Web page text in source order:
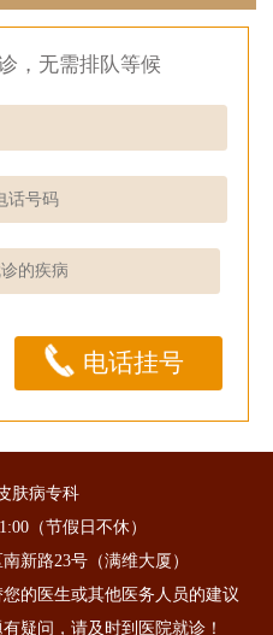
，无需排队等候
电话挂号
肤病专科
（节假日不休）
新路23号（满维大厦）
的医生或其他医务人员的建议
疑问，请及时到医院就诊！